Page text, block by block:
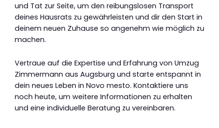
und Tat zur Seite, um den reibungslosen Transport
deines Hausrats zu gewährleisten und dir den Start in
deinem neuen Zuhause so angenehm wie möglich zu
machen.
Vertraue auf die Expertise und Erfahrung von Umzug
Zimmermann aus Augsburg und starte entspannt in
dein neues Leben in Novo mesto. Kontaktiere uns
noch heute, um weitere Informationen zu erhalten
und eine individuelle Beratung zu vereinbaren.